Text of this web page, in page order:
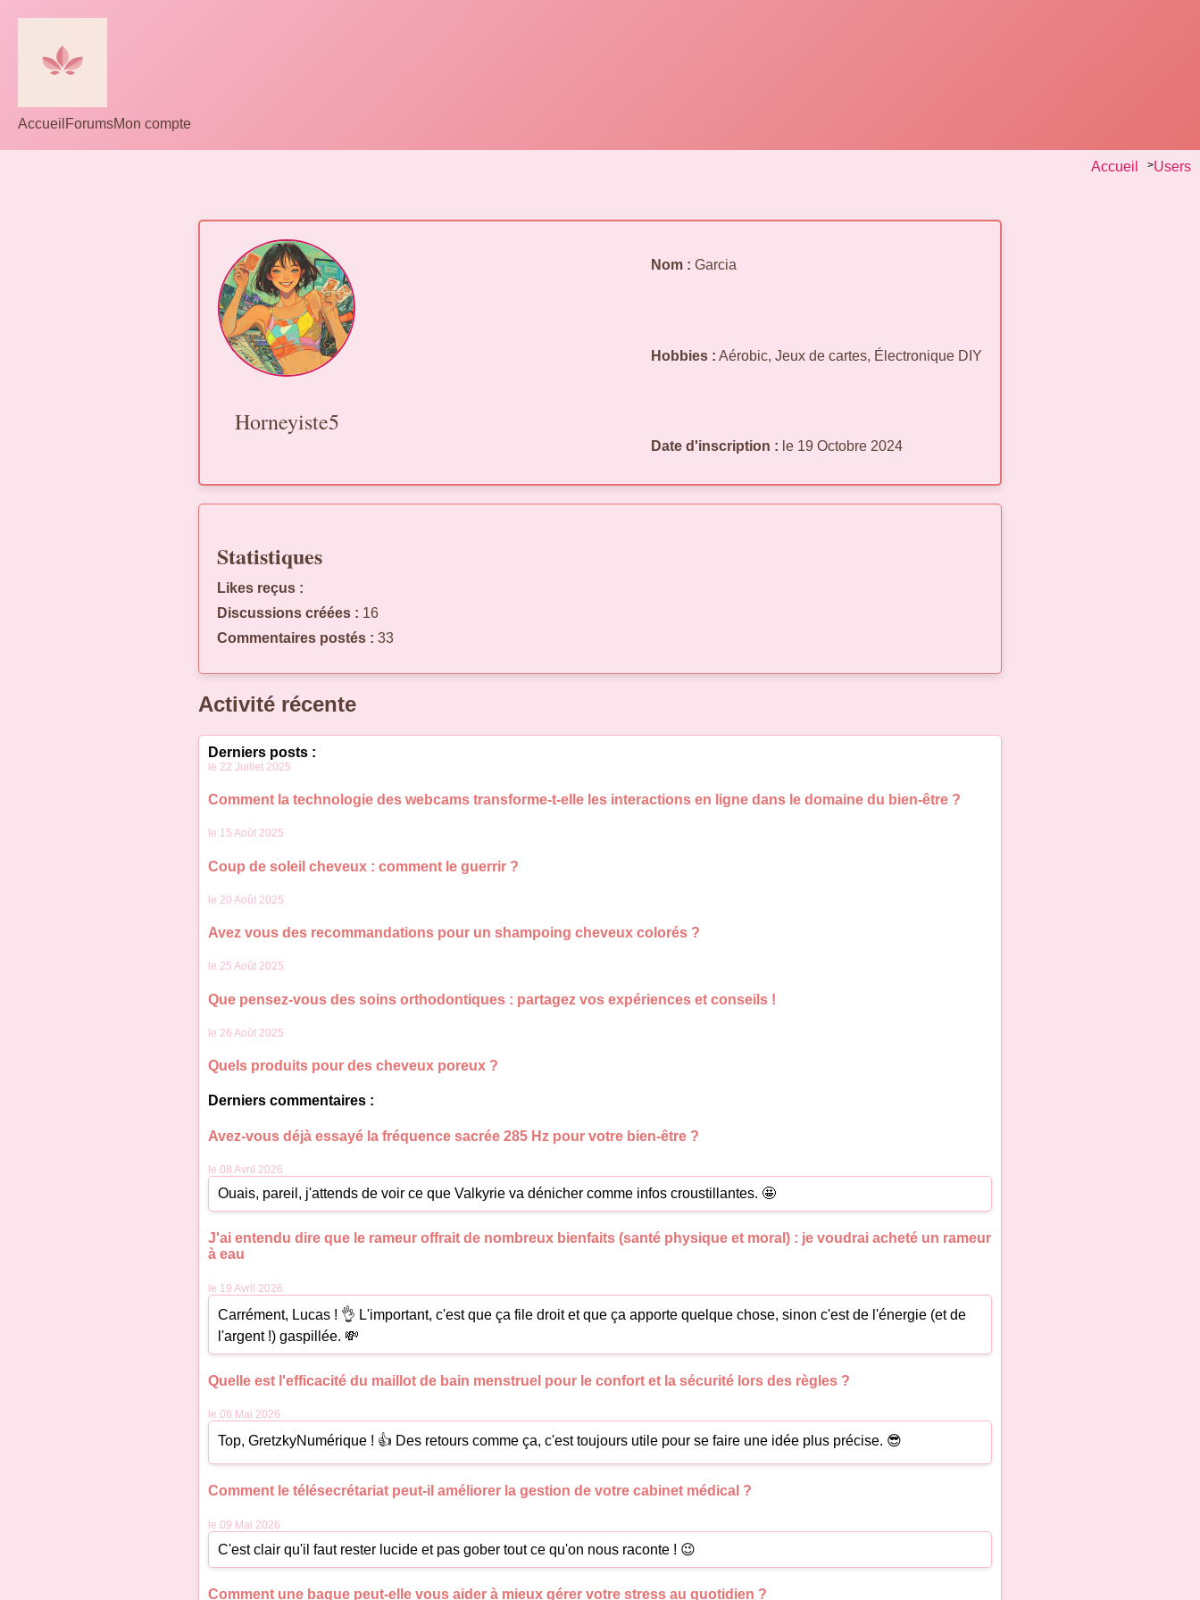
Accueil ForumsMon compte
Accueil >Users
Horneyiste5
Nom : Garcia
Hobbies : Aérobic, Jeux de cartes, Électronique DIY
Date d'inscription : le 19 Octobre 2024
Statistiques
Likes reçus :
Discussions créées : 16
Commentaires postés : 33
Activité récente
Derniers posts :
le 22 Juillet 2025
Comment la technologie des webcams transforme-t-elle les interactions en ligne dans le domaine du bien-être ?
le 15 Août 2025
Coup de soleil cheveux : comment le guerrir ?
le 20 Août 2025
Avez vous des recommandations pour un shampoing cheveux colorés ?
le 25 Août 2025
Que pensez-vous des soins orthodontiques : partagez vos expériences et conseils !
le 26 Août 2025
Quels produits pour des cheveux poreux ?
Derniers commentaires :
Avez-vous déjà essayé la fréquence sacrée 285 Hz pour votre bien-être ?
le 08 Avril 2026
Ouais, pareil, j'attends de voir ce que Valkyrie va dénicher comme infos croustillantes. 🤩
J'ai entendu dire que le rameur offrait de nombreux bienfaits (santé physique et moral) : je voudrai acheté un rameur
à eau
le 19 Avril 2026
Carrément, Lucas ! 👌 L'important, c'est que ça file droit et que ça apporte quelque chose, sinon c'est de l'énergie (et de
l'argent !) gaspillée. 💸
Quelle est l'efficacité du maillot de bain menstruel pour le confort et la sécurité lors des règles ?
le 08 Mai 2026
Top, GretzkyNumérique ! 👍 Des retours comme ça, c'est toujours utile pour se faire une idée plus précise. 😎
Comment le télésecrétariat peut-il améliorer la gestion de votre cabinet médical ?
le 09 Mai 2026
C'est clair qu'il faut rester lucide et pas gober tout ce qu'on nous raconte ! 😉
Comment une bague peut-elle vous aider à mieux gérer votre stress au quotidien ?